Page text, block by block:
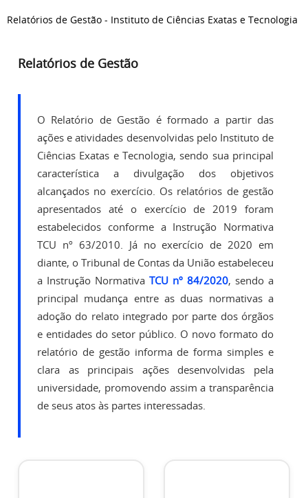
Relatórios de Gestão - Instituto de Ciências Exatas e Tecnologia
Relatórios de Gestão
O Relatório de Gestão é formado a partir das
ações e atividades desenvolvidas pelo Instituto de
Ciências Exatas e Tecnologia, sendo sua principal
característica a divulgação dos objetivos
alcançados no exercício. Os relatórios de gestão
apresentados até o exercício de 2019 foram
estabelecidos conforme a Instrução Normativa
TCU nº 63/2010. Já no exercício de 2020 em
diante, o Tribunal de Contas da União estabeleceu
a Instrução Normativa TCU nº 84/2020, sendo a
principal mudança entre as duas normativas a
adoção do relato integrado por parte dos órgãos
e entidades do setor público. O novo formato do
relatório de gestão informa de forma simples e
clara as principais ações desenvolvidas pela
universidade, promovendo assim a transparência
de seus atos às partes interessadas.